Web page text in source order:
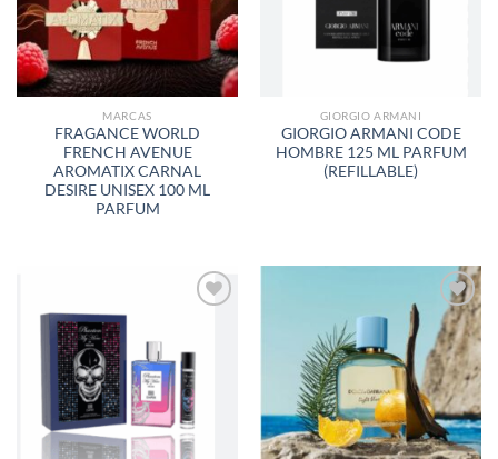
DESEOS
MARCAS
FRAGANCE WORLD
FRENCH AVENUE
AROMATIX CARNAL
DESIRE UNISEX 100 ML
PARFUM
GIORGIO ARMANI
GIORGIO ARMANI CODE
HOMBRE 125 ML PARFUM
(REFILLABLE)
LISTA
DE
DESEOS
AÑADIR
A LA
LISTA
DE
DESEOS